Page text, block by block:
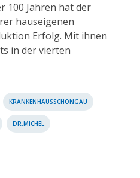
100 Jahren hat der
hauseigenen
Erfolg. Mit ihnen
in der vierten
KRANKENHAUSSCHONGAU
DR.MICHEL